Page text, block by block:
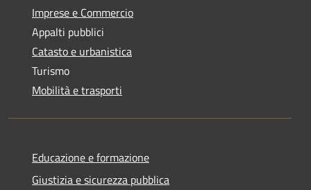
Imprese e Commercio
Appalti pubblici
Catasto e urbanistica
Turismo
Mobilità e trasporti
Educazione e formazione
Giustizia e sicurezza pubblica